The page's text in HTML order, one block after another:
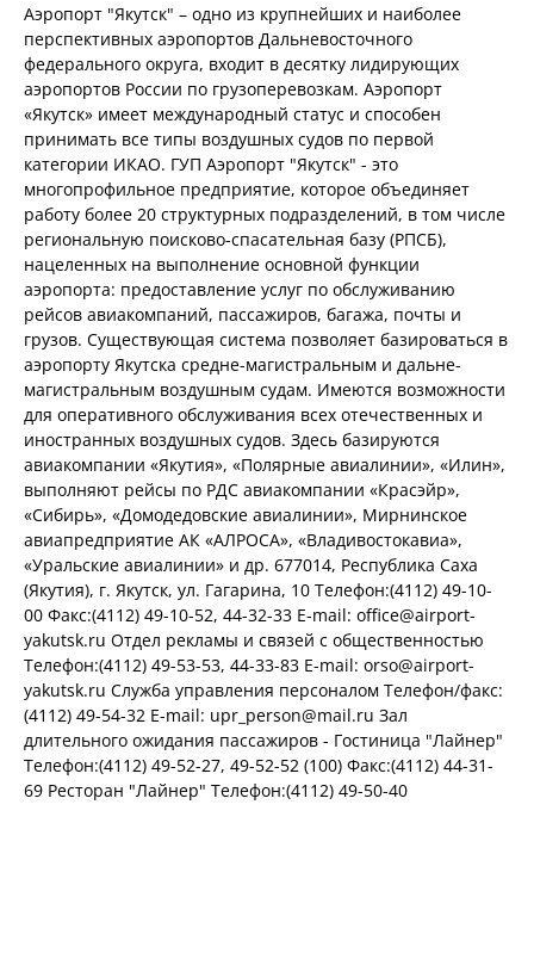
Аэропорт "Якутск" – одно из крупнейших и наиболее
перспективных аэропортов Дальневосточного
федерального округа, входит в десятку лидирующих
аэропортов России по грузоперевозкам. Аэропорт
«Якутск» имеет международный статус и способен
принимать все типы воздушных судов по первой
категории ИКАО. ГУП Аэропорт "Якутск" - это
многопрофильное предприятие, которое объединяет
работу более 20 структурных подразделений, в том числе
региональную поисково-спасательная базу (РПСБ),
нацеленных на выполнение основной функции
аэропорта: предоставление услуг по обслуживанию
рейсов авиакомпаний, пассажиров, багажа, почты и
грузов. Существующая система позволяет базироваться в
аэропорту Якутска средне-магистральным и дальне-
магистральным воздушным судам. Имеются возможности
для оперативного обслуживания всех отечественных и
иностранных воздушных судов. Здесь базируются
авиакомпании «Якутия», «Полярные авиалинии», «Илин»,
выполняют рейсы по РДС авиакомпании «Красэйр»,
«Сибирь», «Домодедовские авиалинии», Мирнинское
авиапредприятие АК «АЛРОСА», «Владивостокавиа»,
«Уральские авиалинии» и др. 677014, Республика Саха
(Якутия), г. Якутск, ул. Гагарина, 10 Телефон:(4112) 49-10-
00 Факс:(4112) 49-10-52, 44-32-33 E-mail: office@airport-
yakutsk.ru Отдел рекламы и связей с общественностью
Телефон:(4112) 49-53-53, 44-33-83 E-mail: orso@airport-
yakutsk.ru Служба управления перcоналом Телефон/факс:
(4112) 49-54-32 E-mail: upr_person@mail.ru Зал
длительного ожидания пассажиров - Гостиница "Лайнер"
Телефон:(4112) 49-52-27, 49-52-52 (100) Факс:(4112) 44-31-
69 Ресторан "Лайнер" Телефон:(4112) 49-50-40